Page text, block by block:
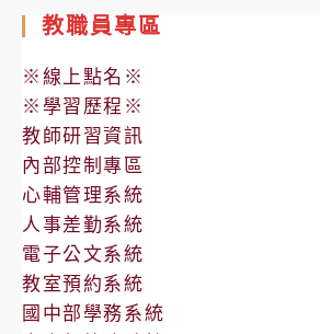
教職員專區
※線上點名※
※學習歷程※
教師研習資訊
內部控制專區
心輔管理系統
人事差勤系統
電子公文系統
教室預約系統
國中部學務系統